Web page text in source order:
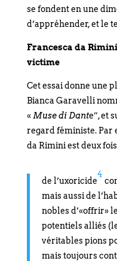
se fondent en une
d’appréhender, et le
Francesca da
victime
Cet essai donne une
Bianca Garavelli
« Muse di Dante”, et
regard féministe. Par
da Rimini est deux
de l’uxoricide
4
mais aussi de
nobles d’«offrir»
potentiels alliés
véritables pions
mais toujours